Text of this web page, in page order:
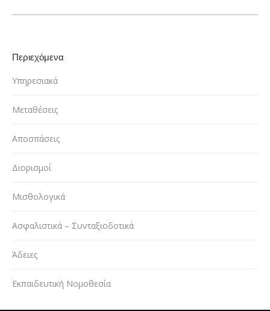
Περιεχόμενα
Υπηρεσιακά
Μεταθέσεις
Αποσπάσεις
Διορισμοί
Μισθολογικά
Ασφαλιστικά – Συνταξιοδοτικά
Άδειες
Εκπαιδευτική Νομοθεσία